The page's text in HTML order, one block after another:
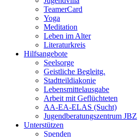
TeamerCard
Yoga
Meditation
Leben im Alter
Literaturkreis
Hilfsangebote
Seelsorge
Geistliche Begleitg.
Stadtteildiakonie
Lebensmittelausgabe
Arbeit mit Geflüchteten
AA-EA-ELAS (Sucht)
Jugendberatungs­zentrum JBZ
Unterstützen
Spenden